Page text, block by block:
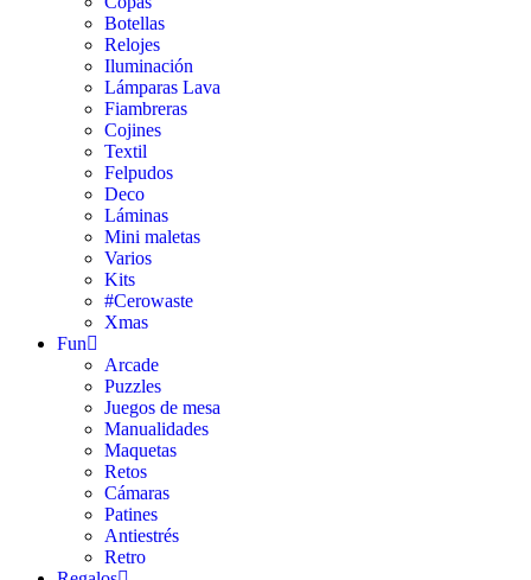
Botellas
Relojes
Iluminación
Lámparas Lava
Fiambreras
Cojines
Textil
Felpudos
Deco
Láminas
Mini maletas
Varios
Kits
#Cerowaste
Xmas
Fun
Arcade
Puzzles
Juegos de mesa
Manualidades
Maquetas
Retos
Cámaras
Patines
Antiestrés
Retro